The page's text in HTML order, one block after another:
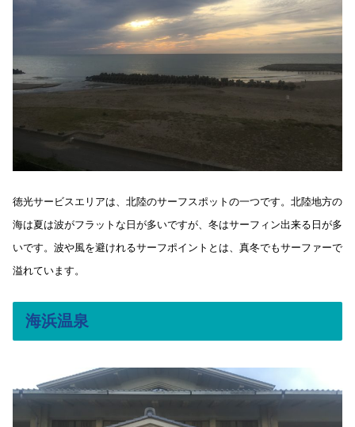
徳光サービスエリアは、北陸のサーフスポットの一つです。北陸地方の
海は夏は波がフラットな日が多いですが、冬はサーフィン出来る日が多
いです。波や風を避けれるサーフポイントとは、真冬でもサーファーで
溢れています。
海浜温泉